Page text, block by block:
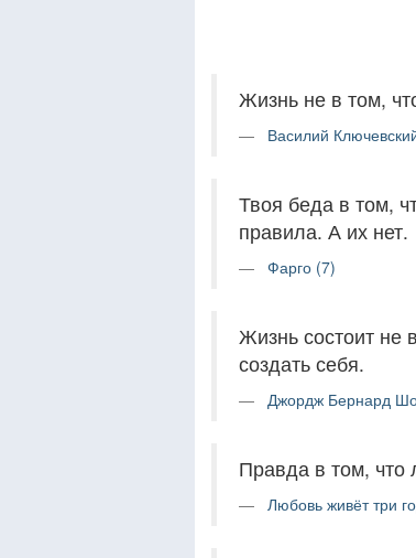
Жизнь не в том,
Василий
Твоя беда в том,
правила. А их нет.
Фарго (7)
Жизнь состоит не
создать себя.
Джордж Бернард
Правда в том, что
Любовь живёт три